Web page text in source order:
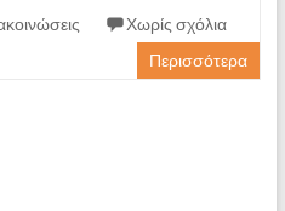
Χωρίς σχόλια
Περισσότερα